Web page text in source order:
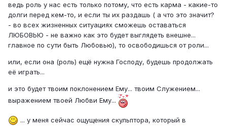
ведь роль у нас есть только потому, что есть карма - какие-то
долги перед кем-то, и если ты их раздашь ( а что это значит?
- во всех жизненных ситуациях сможешь оставаться
ЛЮБОВЬЮ - не важно как это будет выглядеть внешне...
главное по сути быть Любовью), то освободишься от роли...
или, если она (роль) ещё нужна Господу, будешь продолжать
её играть...
и это будет твоим поклонением Ему... твоим Служением...
выражением твоей Любви Ему...
... у меня сейчас ощущения скульптора, который в